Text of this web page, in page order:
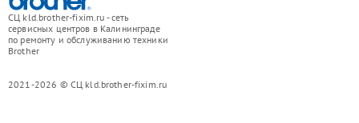
СЦ kld.brother-fixim.ru - сеть
сервисных центров в Калининграде
по ремонту и обслуживанию техники
Brother
2021-2026 © СЦ kld.brother-fixim.ru